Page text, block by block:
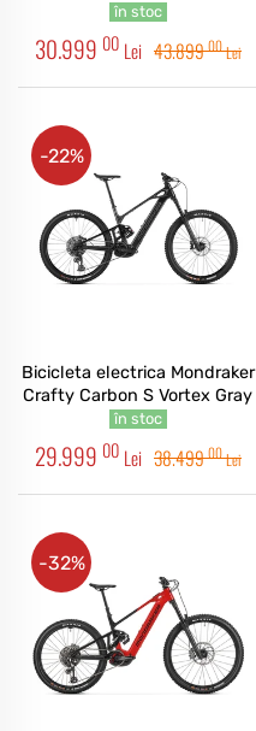
Silver
în stoc
30.999 00 Lei 43.89900Lei
Bicicleta electrica Mondraker
Crafty Carbon S Vortex Gray
în stoc
29.999 00 Lei 38.49900Lei
-22%
-32%